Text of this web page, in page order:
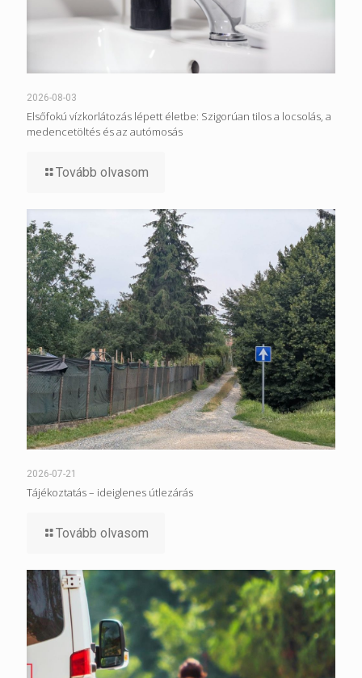
2026-08-03
Elsőfokú vízkorlátozás lépett életbe: Szigorúan tilos a locsolás, a
medencetöltés és az autómosás
Tovább olvasom
2026-07-21
Tájékoztatás – ideiglenes útlezárás
Tovább olvasom